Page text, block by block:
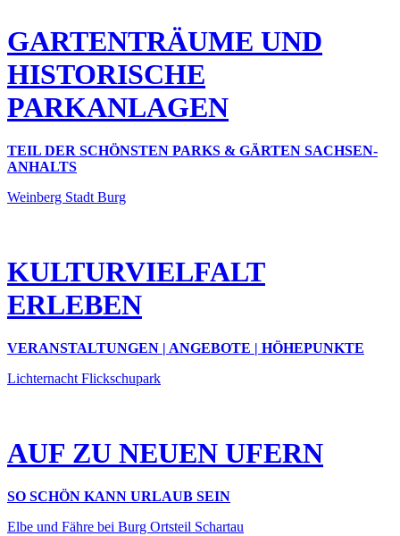
GARTENTRÄUME UND
HISTORISCHE
PARKANLAGEN
TEIL DER SCHÖNSTEN PARKS & GÄRTEN SACHSEN-
ANHALTS
Weinberg Stadt Burg
KULTURVIELFALT
ERLEBEN
VERANSTALTUNGEN | ANGEBOTE | HÖHEPUNKTE
Lichternacht Flickschupark
AUF ZU NEUEN UFERN
SO SCHÖN KANN URLAUB SEIN
Elbe und Fähre bei Burg Ortsteil Schartau